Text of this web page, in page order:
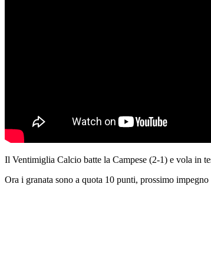
Il Ventimiglia Calcio batte la Campese (2-1) e vola in
Ora i granata sono a quota 10 punti, prossimo impegno